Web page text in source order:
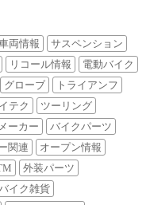
両情報
サスペンション
リコール情報
電動バイク
グローブ
トライアンフ
テク
ツーリング
ーカー
バイクパーツ
関連
オープン情報
外装パーツ
バイク雑貨